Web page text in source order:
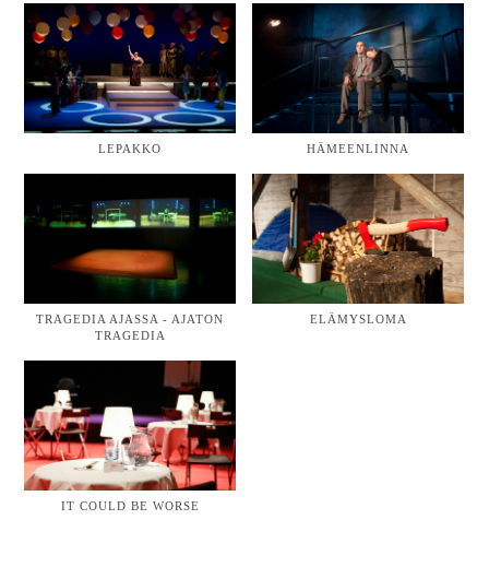
LEPAKKO HÄMEENLINNA
TRAGEDIA AJASSA - AJATON
TRAGEDIA
ELÄMYSLOMA
IT COULD BE WORSE